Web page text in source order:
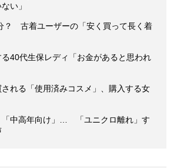
い」
？ 古着ユーザーの「安く買って長く着
40代生保レディ「お金があると思われ
される「使用済みコスメ」、購入する女
「中高年向け」… 「ユニクロ離れ」す